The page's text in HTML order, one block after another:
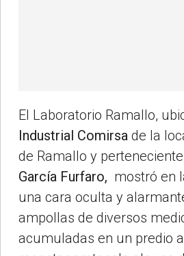
El Laboratorio Ramallo,
Industrial Comirsa de la
de Ramallo y
García Furfaro, mostró en
una cara oculta y
ampollas de diversos
acumuladas en un predio